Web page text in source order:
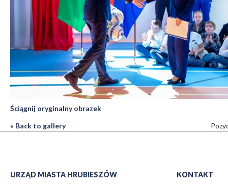
Ściągnij oryginalny obrazek
« Back to gallery
URZĄD MIASTA HRUBIESZÓW KONTAKT